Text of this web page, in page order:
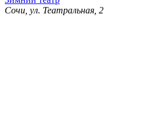
Сочи, ул. Театральная, 2